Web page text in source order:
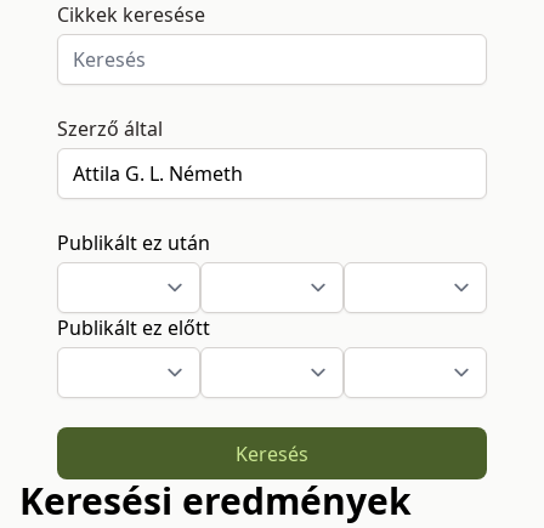
Cikkek keresése
Szerző által
Publikált ez után
Publikált ez előtt
Keresés
Keresési eredmények